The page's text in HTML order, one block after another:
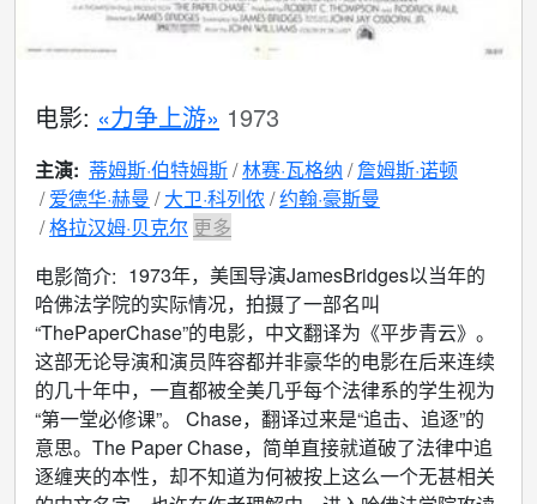
电影: «力争上游» 1973
主演: 蒂姆斯·伯特姆斯 林赛·瓦格纳 詹姆斯·诺顿
爱德华·赫曼
大卫·科列侬 约翰·豪斯曼
格拉汉姆·贝克尔 更多
电影简介: 1973年，美国导演JamesBridges以当年的
哈佛法学院的实际情况，拍摄了一部名叫
“ThePaperChase”的电影，中文翻译为《平步青云》。
这部无论导演和演员阵容都并非豪华的电影在后来连续
的几十年中，一直都被全美几乎每个法律系的学生视为
“第一堂必修课”。 Chase，翻译过来是“追击、追逐”的
意思。The Paper Chase，简单直接就道破了法律中追
逐缠夹的本性，却不知道为何被按上这么一个无甚相关